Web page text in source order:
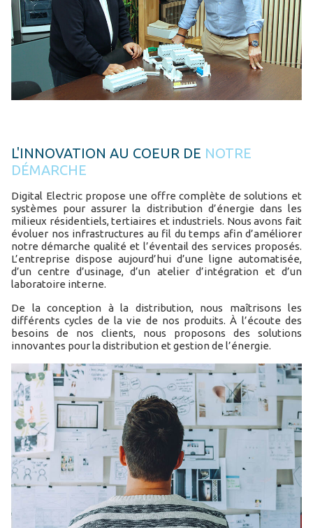
L'INNOVATION AU COEUR DE NOTRE
DÉMARCHE
Digital Electric propose une offre complète de solutions et
systèmes pour assurer la distribution d’énergie dans les
milieux résidentiels, tertiaires et industriels. Nous avons fait
évoluer nos infrastructures au fil du temps afin d’améliorer
notre démarche qualité et l’éventail des services proposés.
L’entreprise dispose aujourd’hui d’une ligne automatisée,
d’un centre d’usinage, d’un atelier d’intégration et d’un
laboratoire interne.
De la conception à la distribution, nous maîtrisons les
différents cycles de la vie de nos produits. À l’écoute des
besoins de nos clients, nous proposons des solutions
innovantes pour la distribution et gestion de l’énergie.